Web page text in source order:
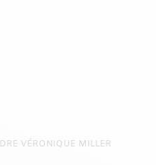
DRE VÉRONIQUE MILLER